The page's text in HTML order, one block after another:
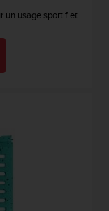
un usage sportif et